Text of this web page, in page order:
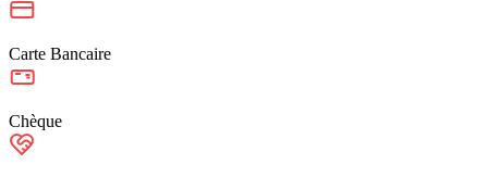
Carte Bancaire
Chèque